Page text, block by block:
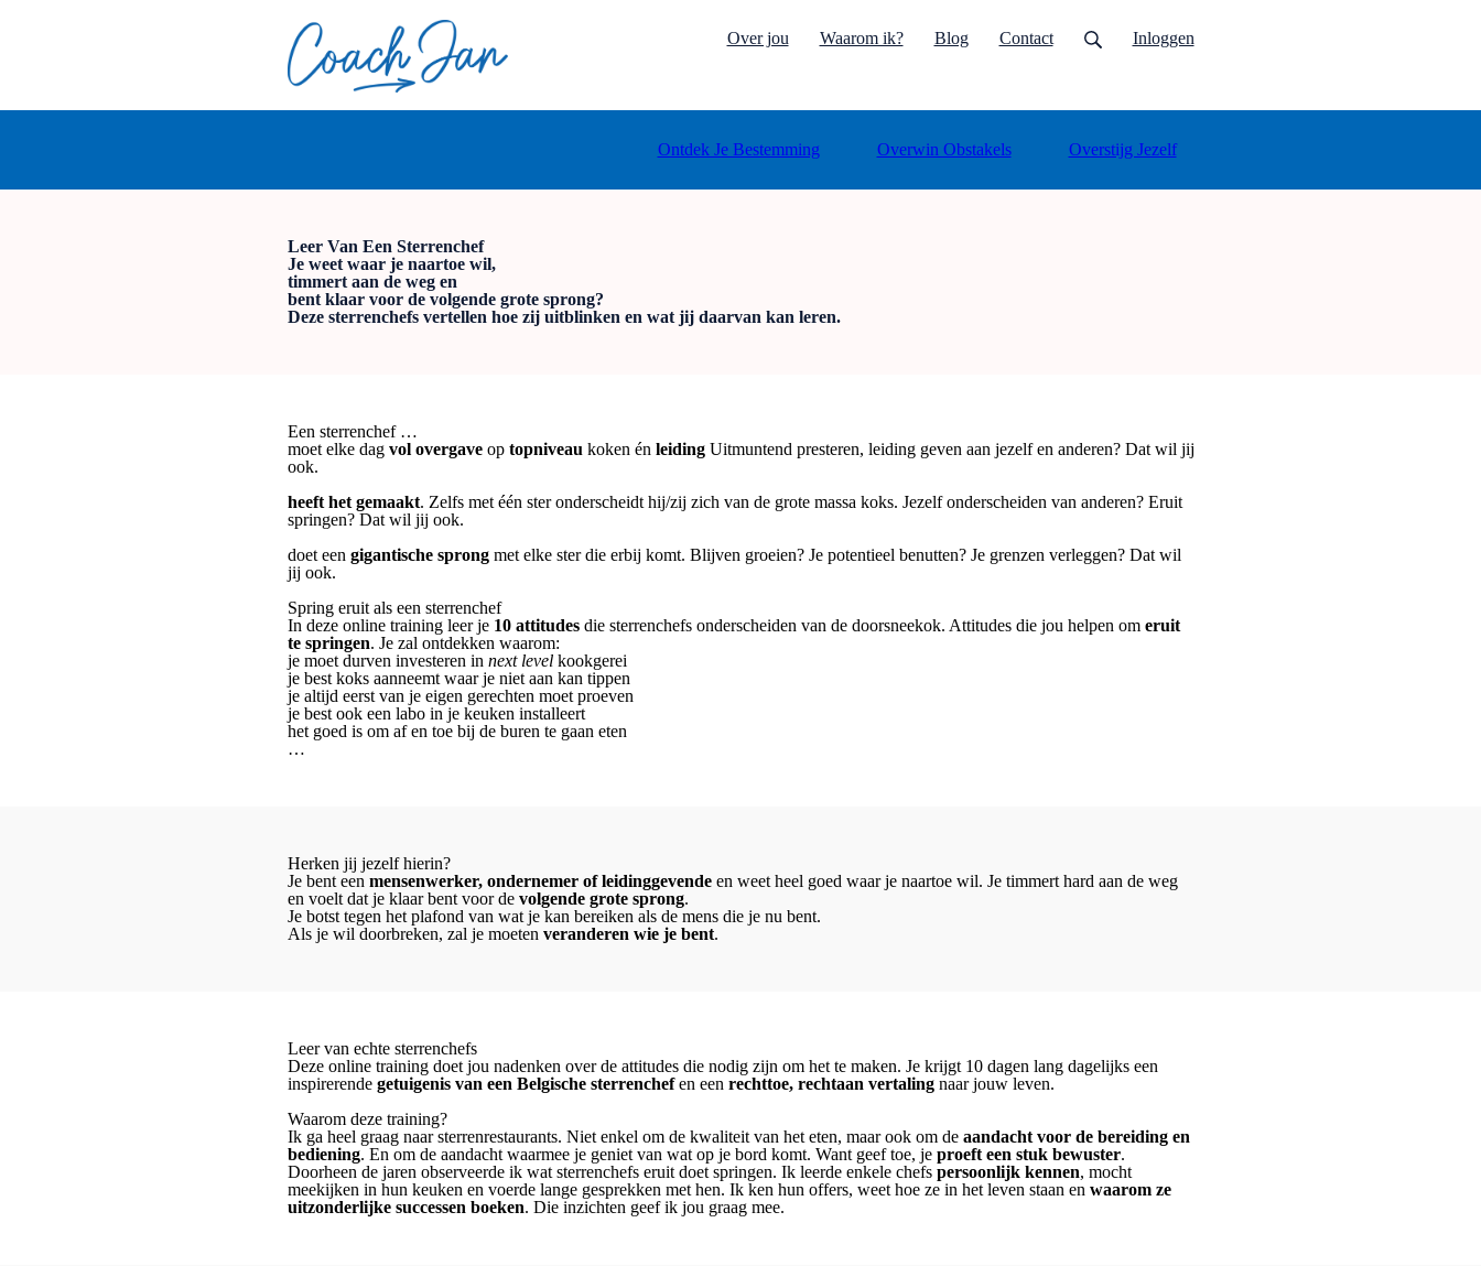
Over jou Waarom ik? Blog Contact Inloggen
Ontdek Je Bestemming Overwin Obstakels Overstijg Jezelf
Leer Van Een Sterrenchef
Je weet waar je naartoe wil,
timmert aan de weg en
bent klaar voor de volgende grote sprong?
Deze sterrenchefs vertellen hoe zij uitblinken en wat jij daarvan kan leren.
Een sterrenchef …
moet elke dag vol overgaveop topniveau koken én leidingUitmuntend presteren, leiding geven aan jezelf en anderen? Dat wil jij
ook.
heeft het gemaakt. Zelfs met één ster onderscheidt hij/zij zich van de grote massa koks. Jezelf onderscheiden van anderen? Eruit
springen? Dat wil jij ook.
doet een gigantische sprongmet elke ster die erbij komt. Blijven groeien? Je potentieel benutten? Je grenzen verleggen? Dat wil
jij ook.
Spring eruit als een sterrenchef
In deze online training leer je 10 attitudesdie sterrenchefs onderscheiden van de doorsneekok. Attitudes die jou helpen om eruit
te springen. Je zal ontdekken waarom:
je moet durven investeren in next levelkookgerei
je best koks aanneemt waar je niet aan kan tippen
je altijd eerst van je eigen gerechten moet proeven
je best ook een labo in je keuken installeert
het goed is om af en toe bij de buren te gaan eten
…
Herken jij jezelf hierin?
Je bent een mensenwerker, ondernemer of leidinggevendeen weet heel goed waar je naartoe wil. Je timmert hard aan de weg
en voelt dat je klaar bent voor de volgende grote sprong.
Je botst tegen het plafond van wat je kan bereiken als de mens die je nu bent.
Als je wil doorbreken, zal je moeten veranderen wie je bent.
Leer van echte sterrenchefs
Deze online training doet jou nadenken over de attitudes die nodig zijn om het te maken. Je krijgt 10 dagen lang dagelijks een
inspirerende getuigenis van een Belgische sterrenchefen een rechttoe, rechtaan vertalingnaar jouw leven.
Waarom deze training?
Ik ga heel graag naar sterrenrestaurants. Niet enkel om de kwaliteit van het eten, maar ook om de aandacht voor de bereiding en
bediening. En om de aandacht waarmee je geniet van wat op je bord komt. Want geef toe, je proeft een stuk bewuster.
Doorheen de jaren observeerde ik wat sterrenchefs eruit doet springen. Ik leerde enkele chefs persoonlijk kennen, mocht
meekijken in hun keuken en voerde lange gesprekken met hen. Ik ken hun offers, weet hoe ze in het leven staan en waarom ze
uitzonderlijke successen boeken. Die inzichten geef ik jou graag mee.